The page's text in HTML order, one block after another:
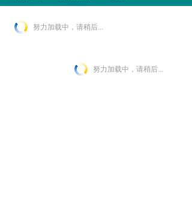
努力加载中，请稍后...
努力加载中，请稍后...